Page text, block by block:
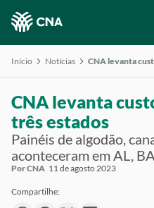
Início Notícias
CNA levanta
três estados
Painéis de algodão,
aconteceram em AL,
Por CNA 11 de agosto 2023
Compartilhe: